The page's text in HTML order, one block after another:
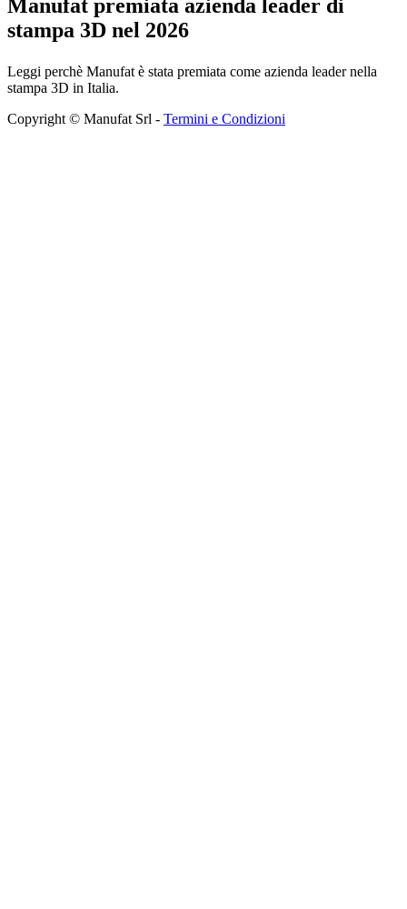
Manufat premiata azienda leader di
stampa 3D nel 2026
Leggi perchè Manufat è stata premiata come azienda leader nella
stampa 3D in Italia.
Copyright © Manufat Srl - Termini e Condizioni